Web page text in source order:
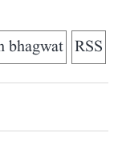
RSS
bhagwat